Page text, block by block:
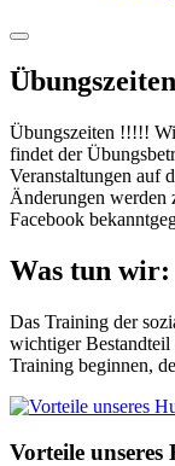
Übungszeiten !!!!!
findet der
Veranstaltungen auf
Änderungen werden
Facebook
Was tun wir:
Das Training der
wichtiger Bestandteil
Training beginnen,
Vorteile